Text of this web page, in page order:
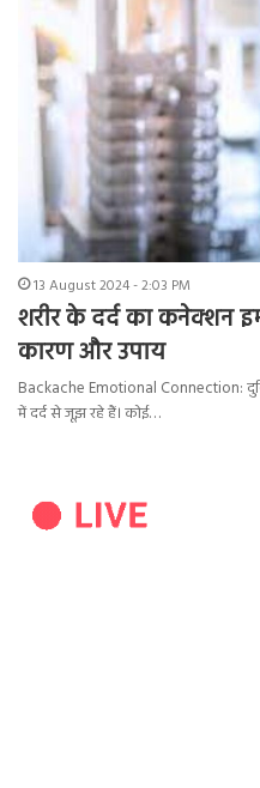
13 August 2024 - 2:03 PM
शरीर के दर्द का कनेक्शन
कारण और उपाय
Backache Emotional Connection:
में दर्द से जूझ रहे हैं। कोई…